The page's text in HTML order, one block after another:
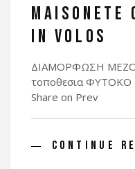
MAISONETE
IN VOLOS
ΔΙΑΜΟΡΦΩΣΗ
τοποθεσια ΦΥΤΟΚΟ
Share on Prev
CONTINUE